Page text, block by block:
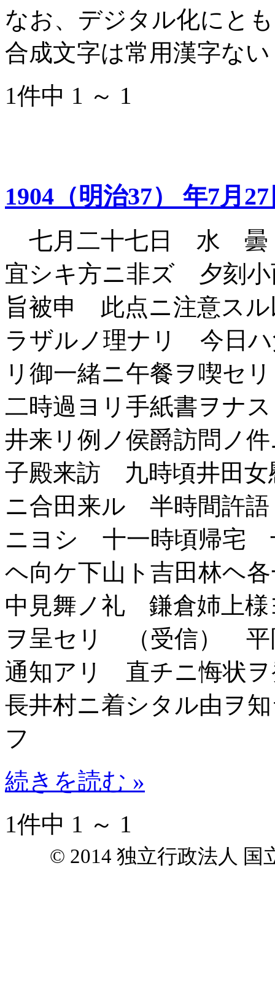
なお、デジタル化にと
合成文字は常用漢字な
1件中 1 ～ 1
1904（明治37） 年7月
七月二十七日 水 曇
宜シキ方ニ非ズ 夕刻
旨被申 此点ニ注意スル
ラザルノ理ナリ 今日ハ
リ御一緒ニ午餐ヲ喫
二時過ヨリ手紙書ヲナ
井来リ例ノ侯爵訪問ノ
子殿来訪 九時頃井田女
ニ合田来ル 半時間許
ニヨシ 十一時頃帰宅
ヘ向ケ下山ト吉田林ヘ
中見舞ノ礼 鎌倉姉上様
ヲ呈セリ （受信） 平
通知アリ 直チニ悔状
長井村ニ着シタル由ヲ
フ
続きを読む »
1件中 1 ～ 1
© 2014 独立行政法人 国